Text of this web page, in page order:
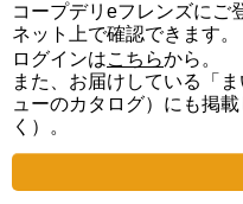
コープデリeフレンズにご
ネット上で確認できます。
ログインはこちらから。
また、お届けしている「
ューのカタログ）にも掲
く）。